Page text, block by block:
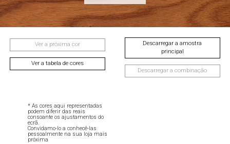
Ver a próxima cor
Ver a tabela de cores
Descarregar a amostra
principal
Descarregar a combinação
* As cores aqui representadas
podem diferir das reais
consoante os ajustamentos do
ecrã.
Convidamo-lo a conhecê-las
pessoalmente na sua loja mais
próxima